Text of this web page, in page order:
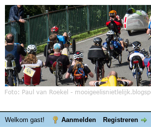
Welkom gast! Aanmelden Registreren